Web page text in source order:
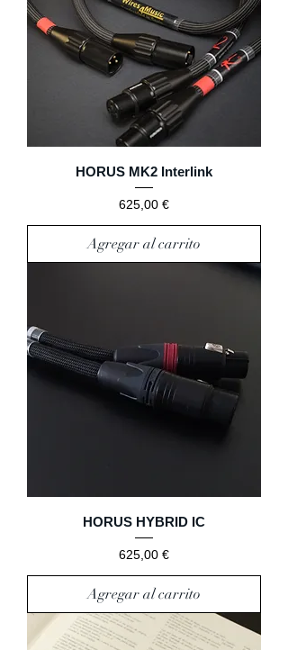
HORUS MK2 Interlink
Precio
625,00 €
Agregar al carrito
HORUS HYBRID IC
Precio
625,00 €
Agregar al carrito